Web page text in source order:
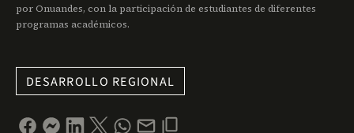
por Onuandes, con la participación de estudiantes de diferentes
programas académicos.
DESARROLLO REGIONAL